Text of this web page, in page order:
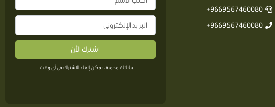
9669567460080+
9669567460080+
اشترك الأن
بياناتكِ محمية ، يمكن إلغاء الاشتراك في أي وقت